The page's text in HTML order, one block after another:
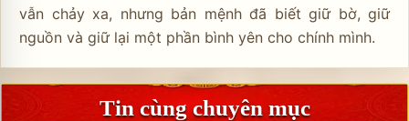
vẫn chảy xa, nhưng bản mệnh đã biết giữ bờ, giữ
nguồn và giữ lại một phần bình yên cho chính mình.
Tin cùng chuyên mục